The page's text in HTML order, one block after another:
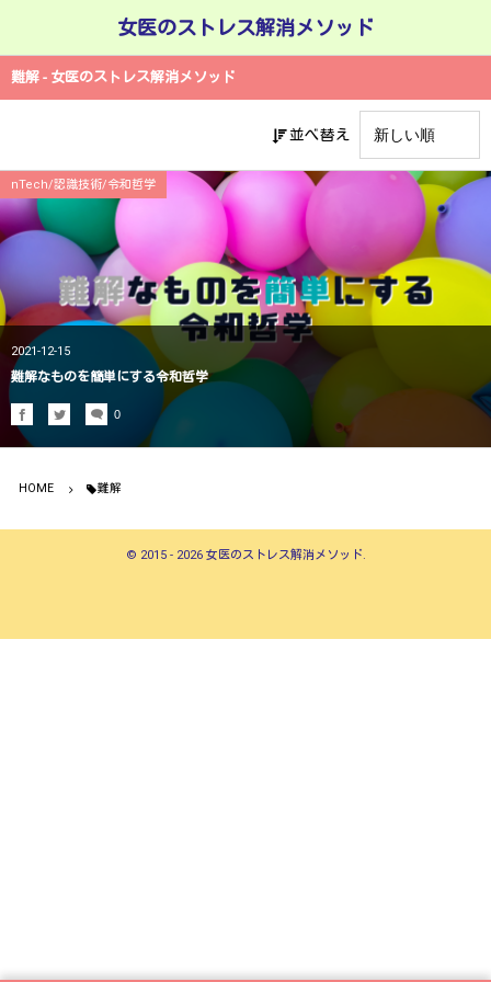
女医のストレス解消メソッド
難解 - 女医のストレス解消メソッド
並べ替え
nTech/認識技術/令和哲学
2021-12-15
難解なものを簡単にする令和哲学
0
HOME 難解
© 2015 - 2026 女医のストレス解消メソッド.